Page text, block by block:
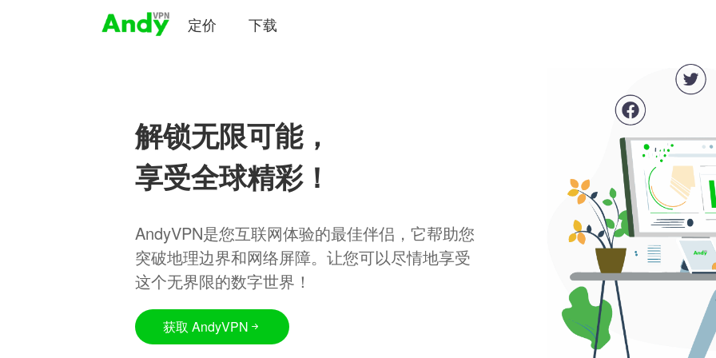
定价 下载
解锁无限可能，
享受全球精彩！
AndyVPN是您互联网体验的最佳伴侣，它帮助您
突破地理边界和网络屏障。让您可以尽情地享受
这个无界限的数字世界！
获取 AndyVPN